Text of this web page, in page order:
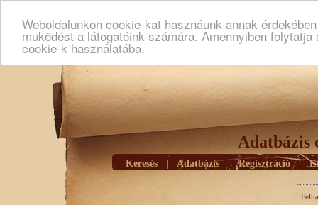
Weboldalunkon cookie-kat hasznáunk annak
muködést a látogatóink számára. Amennyiben
cookie-k használatába.
Adatbázis
Keresés Adatbázis | Regisztráció |